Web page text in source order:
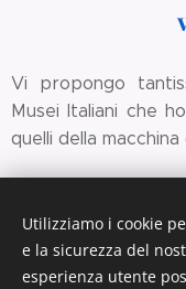
Vi propongo
Musei Italiani che
quelli della
Utilizziamo i cookie
e la sicurezza del
esperienza utente